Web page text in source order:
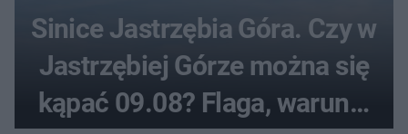
Sinice Jastrzębia Góra. Czy w
Jastrzębiej Górze można się
kąpać 09.08? Flaga, warunki